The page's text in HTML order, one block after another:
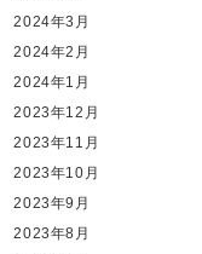
2024年3月
2024年2月
2024年1月
2023年12月
2023年11月
2023年10月
2023年9月
2023年8月